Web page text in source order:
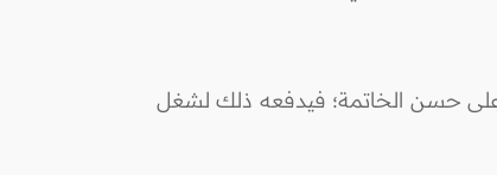
على حسن الخاتمة؛ فيدفعه ذلك لشغل